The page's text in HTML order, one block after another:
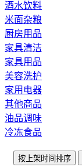
酒水饮料
米面杂粮
厨房用品
家具清洁
家具用品
美容洗护
家用电器
其他商品
油品调味
冷冻食品
按上架时间排序